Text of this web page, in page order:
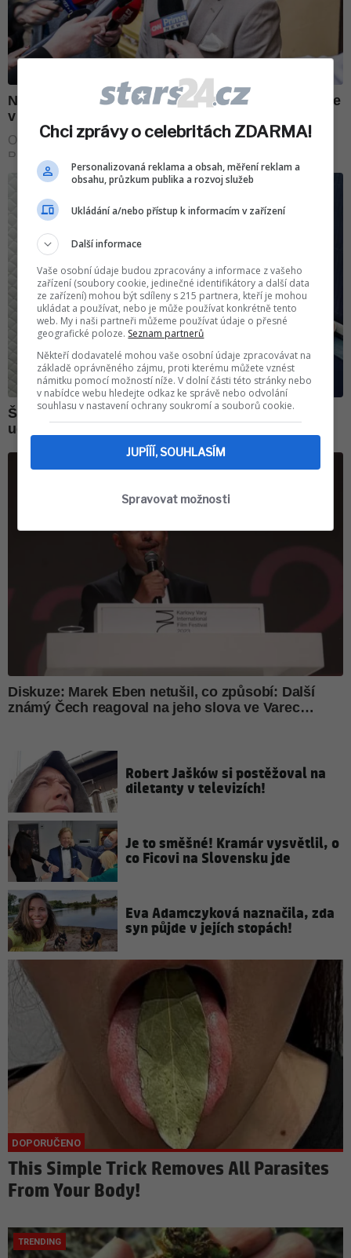
Robert Jašków si postěžoval na
diletanty v televizích!
Je to směšné! Kramár vysvětlil, o
co Ficovi na Slovensku jde
Eva Adamczyková naznačila, zda
syn půjde v jejích stopách!
This Simple Trick Removes All Parasites
From Your Body!
Chci zprávy o celebritách ZDARMA!
Personalizovaná reklama a obsah, měření reklam a
obsahu, průzkum publika a rozvoj služeb
Ukládání a/nebo přístup k informacím v zařízení
Další informace
Vaše osobní údaje budou zpracovány a informace z vašeho
zařízení (soubory cookie, jedinečné identifikátory a další data
ze zařízení) mohou být sdíleny s 215 partnera, kteří je mohou
ukládat a používat, nebo je může používat konkrétně tento
web. My i naši partneři můžeme používat údaje o přesné
geografické poloze. Seznam partnerů
Někteří dodavatelé mohou vaše osobní údaje zpracovávat na
základě oprávněného zájmu, proti kterému můžete vznést
námitku pomocí možností níže. V dolní části této stránky nebo
v nabídce webu hledejte odkaz ke správě nebo odvolání
souhlasu v nastavení ochrany soukromí a souborů cookie.
JUPÍÍÍ, SOUHLASÍM
Spravovat možnosti